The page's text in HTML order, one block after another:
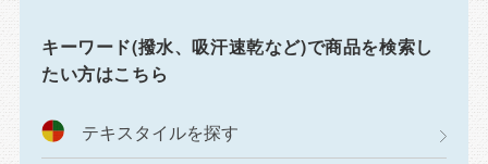
キーワード(撥水、吸汗速乾など)で商品を検索し
たい方はこちら
テキスタイルを探す